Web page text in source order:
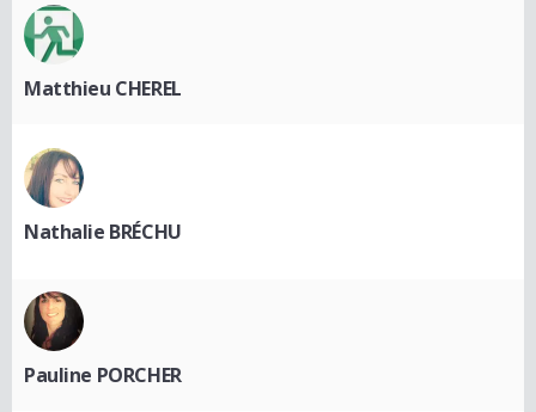
Matthieu CHEREL
Nathalie BRÉCHU
Pauline PORCHER